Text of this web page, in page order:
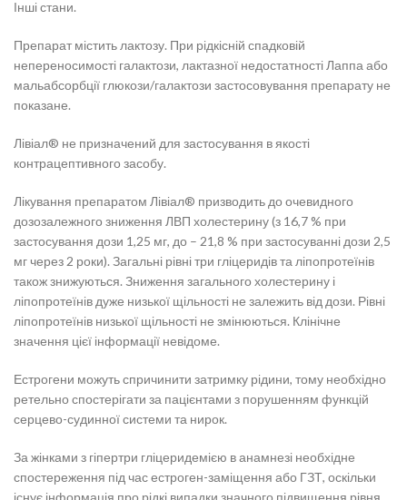
Інші стани.
Препарат містить лактозу. При рідкісній спадковій
непереносимості галактози, лактазної недостатності Лаппа або
мальабсорбції глюкози/галактози застосовування препарату не
показане.
Лівіал® не призначений для застосування в якості
контрацептивного засобу.
Лікування препаратом Лівіал® призводить до очевидного
дозозалежного зниження ЛВП холестерину (з 16,7 % при
застосування дози 1,25 мг, до – 21,8 % при застосуванні дози 2,5
мг через 2 роки). Загальні рівні три гліцеридів та ліпопротеїнів
також знижуються. Зниження загального холестерину і
ліпопротеїнів дуже низької щільності не залежить від дози. Рівні
ліпопротеїнів низької щільності не змінюються. Клінічне
значення цієї інформації невідоме.
Естрогени можуть спричинити затримку рідини, тому необхідно
ретельно спостерігати за пацієнтами з порушенням функцій
серцево-судинної системи та нирок.
За жінками з гіпертри гліцеридемією в анамнезі необхідне
спостереження під час естроген-заміщення або ГЗТ, оскільки